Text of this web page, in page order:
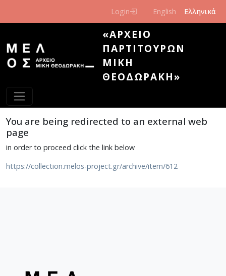
Login English Ελληνικά
«ΑΡΧΕΊΟ
ΠΑΡΤΙΤΟΎΡΩΝ
ΜΊΚΗ
ΘΕΟΔΩΡΆΚΗ»
You are being redirected to an external web
page
in order to proceed click the link below
https://collection.melos-project.gr/archive/item/612